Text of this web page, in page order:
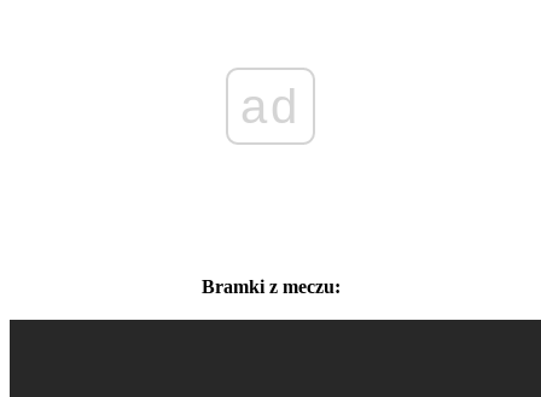
ad
Bramki z meczu: